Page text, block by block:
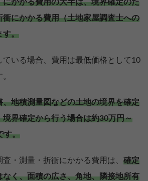
にかかる費用の大半は、境界確定のた
衝にかかる費用（土地家屋調査士への
す。
ている場合、費用は最低価格として10
、地積測量図などの土地の境界を確定
境界確定から行う場合は約30万円～
す。
・測量・折衝にかかる費用は、 確定
なく、面積の広さ、角地、隣接地所有